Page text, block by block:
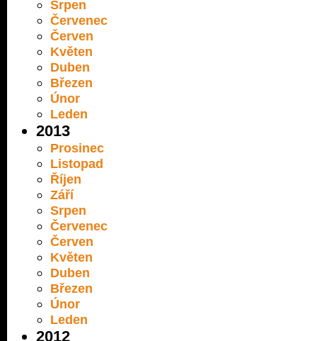
Srpen
Červenec
Červen
Květen
Duben
Březen
Únor
Leden
2013
Prosinec
Listopad
Říjen
Září
Srpen
Červenec
Červen
Květen
Duben
Březen
Únor
Leden
2012